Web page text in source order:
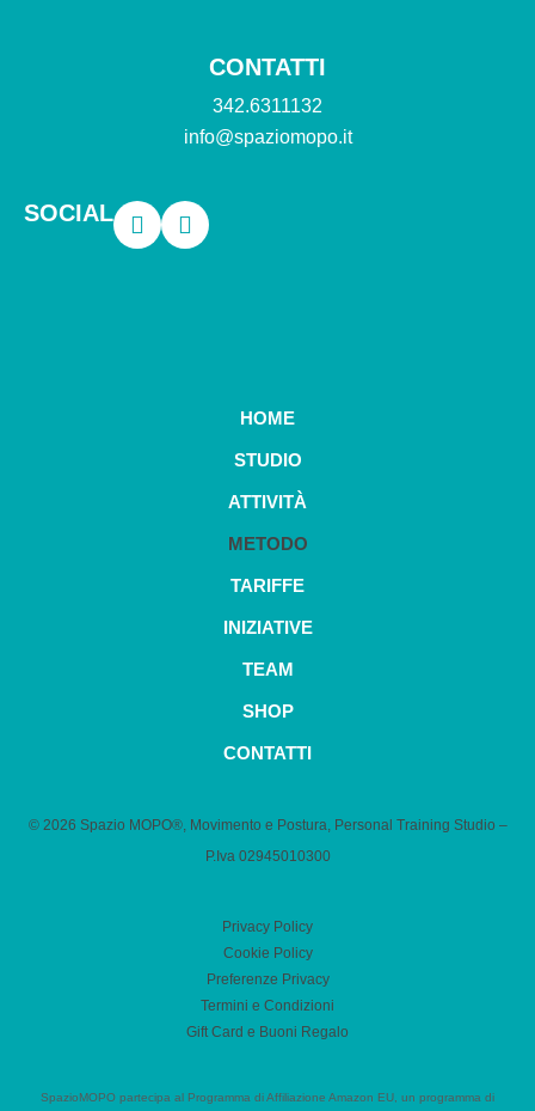
CONTATTI
342.6311132
info@spaziomopo.it
SOCIAL
HOME
STUDIO
ATTIVITÀ
METODO
TARIFFE
INIZIATIVE
TEAM
SHOP
CONTATTI
© 2026 Spazio MOPO®, Movimento e Postura, Personal Training Studio –
P.Iva 0​2945010300
Privacy Policy
Cookie Policy
Preferenze Privacy
Termini e Condizioni
Gift Card e Buoni Regalo
SpazioMOPO partecipa al Programma di Affiliazione Amazon EU, un programma di